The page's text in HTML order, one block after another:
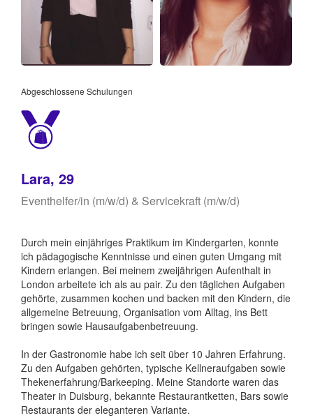
Abgeschlossene Schulungen
Lara, 29
Eventhelfer/in (m/w/d) & Servicekraft (m/w/d)
Durch mein einjähriges Praktikum im Kindergarten, konnte
ich pädagogische Kenntnisse und einen guten Umgang mit
Kindern erlangen. Bei meinem zweijährigen Aufenthalt in
London arbeitete ich als au pair. Zu den täglichen Aufgaben
gehörte, zusammen kochen und backen mit den Kindern, die
allgemeine Betreuung, Organisation vom Alltag, ins Bett
bringen sowie Hausaufgabenbetreuung.
In der Gastronomie habe ich seit über 10 Jahren Erfahrung.
Zu den Aufgaben gehörten, typische Kellneraufgaben sowie
Thekenerfahrung/Barkeeping. Meine Standorte waren das
Theater in Duisburg, bekannte Restaurantketten, Bars sowie
Restaurants der eleganteren Variante.